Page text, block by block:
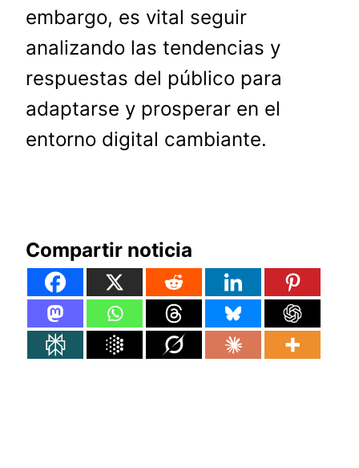
embargo, es vital seguir
analizando las tendencias y
respuestas del público para
adaptarse y prosperar en el
entorno digital cambiante.
Compartir noticia